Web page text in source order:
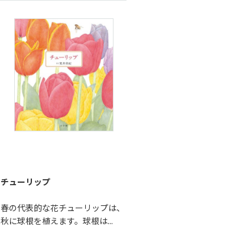
チューリップ
春の代表的な花チューリップは、
秋に球根を植えます。球根は...